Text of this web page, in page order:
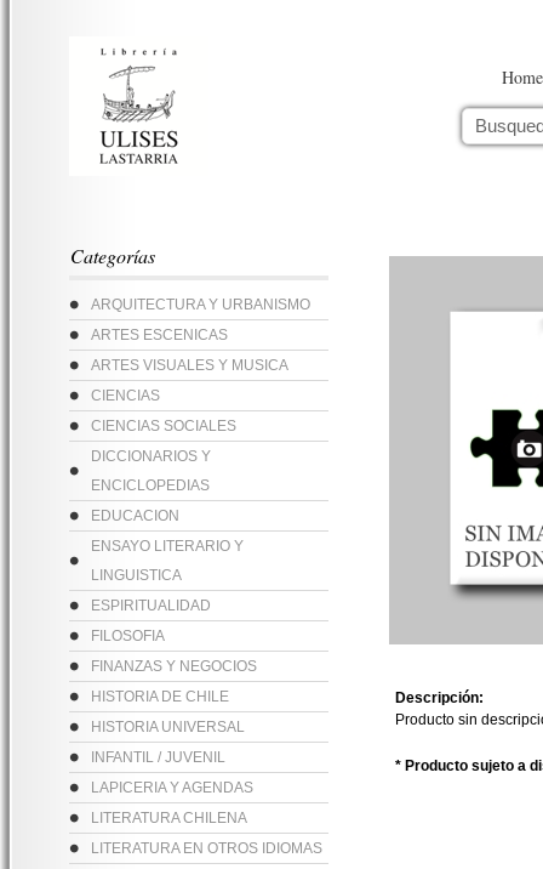
Home
Categorías
ARQUITECTURA Y URBANISMO
ARTES ESCENICAS
ARTES VISUALES Y MUSICA
CIENCIAS
CIENCIAS SOCIALES
DICCIONARIOS Y
ENCICLOPEDIAS
EDUCACION
ENSAYO LITERARIO Y
LINGUISTICA
ESPIRITUALIDAD
FILOSOFIA
FINANZAS Y NEGOCIOS
HISTORIA DE CHILE
HISTORIA UNIVERSAL
INFANTIL / JUVENIL
LAPICERIA Y AGENDAS
LITERATURA CHILENA
LITERATURA EN OTROS IDIOMAS
Descripción:
Producto sin
* Producto sujeto a